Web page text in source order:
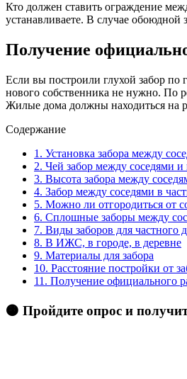
Кто должен ставить ограждение
устанавливаете. В случае
Получение
Если вы построили глухой забор по
нового собственника не нужно. По
Жилые дома должны находиться на
Содержание
1. Установка забора между
2. Чей забор между соседями и
3. Высота забора между
4. Забор между соседями в
5. Можно ли отгородиться от
6. Сплошные заборы между
7. Виды заборов для частного
8. В ИЖС, в городе, в деревне
9. Материалы для забора
10. Расстояние постройки от
11. Получение официального
🟠 Пройдите опрос и